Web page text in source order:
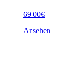
69.00€
Ansehen